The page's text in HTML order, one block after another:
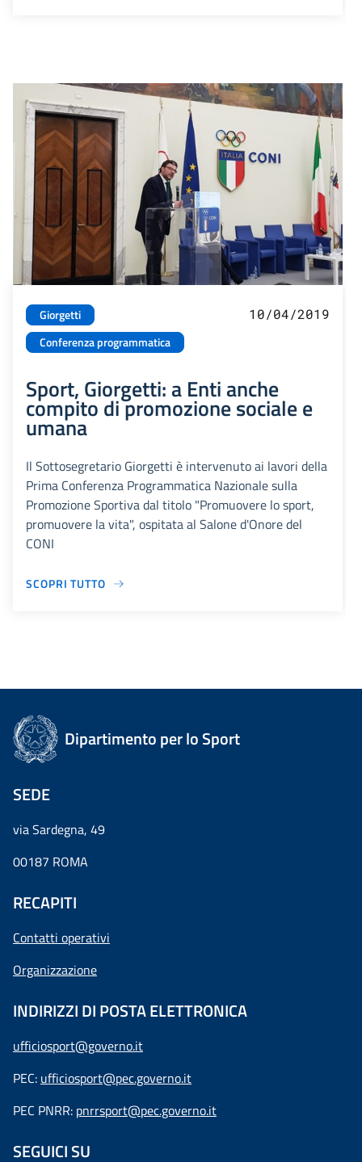
Giorgetti
Conferenza programmatica
10/04/2019
Sport, Giorgetti: a Enti anche
compito di promozione sociale e
umana
Il Sottosegretario Giorgetti è intervenuto ai lavori della
Prima Conferenza Programmatica Nazionale sulla
Promozione Sportiva dal titolo "Promuovere lo sport,
promuovere la vita", ospitata al Salone d'Onore del
CONI
SCOPRI TUTTO
Dipartimento per lo Sport
SEDE
via Sardegna, 49
00187 ROMA
RECAPITI
Contatti operativi
Organizzazione
INDIRIZZI DI POSTA ELETTRONICA
ufficiosport@governo.it
PEC: ufficiosport@pec.governo.it
PEC PNRR: pnrrsport@pec.governo.it
SEGUICI SU